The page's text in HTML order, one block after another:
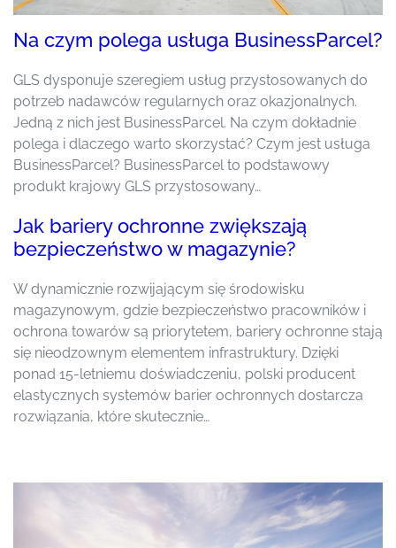
Na czym polega usługa BusinessParcel?
GLS dysponuje szeregiem usług przystosowanych do
potrzeb nadawców regularnych oraz okazjonalnych.
Jedną z nich jest BusinessParcel. Na czym dokładnie
polega i dlaczego warto skorzystać? Czym jest usługa
BusinessParcel? BusinessParcel to podstawowy
produkt krajowy GLS przystosowany…
Jak bariery ochronne zwiększają
bezpieczeństwo w magazynie?
W dynamicznie rozwijającym się środowisku
magazynowym, gdzie bezpieczeństwo pracowników i
ochrona towarów są priorytetem, bariery ochronne stają
się nieodzownym elementem infrastruktury. Dzięki
ponad 15-letniemu doświadczeniu, polski producent
elastycznych systemów barier ochronnych dostarcza
rozwiązania, które skutecznie…